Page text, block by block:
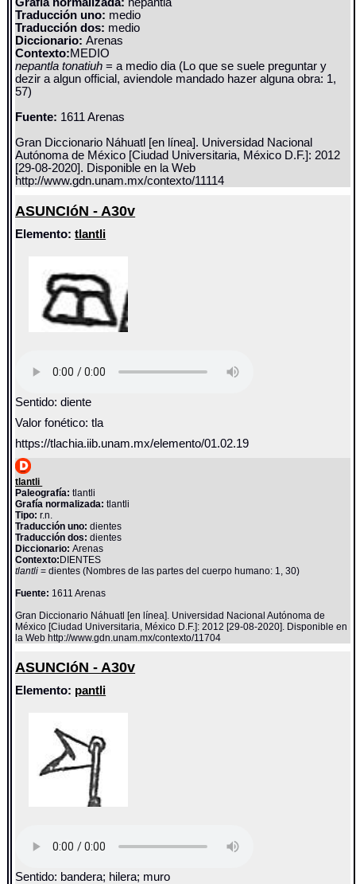
Grafía normalizada: nepantla
Traducción uno: medio
Traducción dos: medio
Diccionario:Arenas
Contexto:MEDIO
nepantla tonatiuh= a medio dia (Lo que se suele preguntar y
dezir a algun official, aviendole mandado hazer alguna obra: 1,
57)
Fuente: 1611 Arenas
Gran Diccionario Náhuatl [en línea]. Universidad Nacional
Autónoma de México [Ciudad Universitaria, México D.F.]: 2012
[29-08-2020]. Disponible en la Web
http://www.gdn.unam.mx/contexto/11114
ASUNCIóN - A30v
Elemento:tlantli
Sentido: diente
Valor fonético: tla
https://tlachia.iib.unam.mx/elemento/01.02.19
tlantli
Paleografía: tlantli
Grafía normalizada: tlantli
Tipo: r.n.
Traducción uno: dientes
Traducción dos: dientes
Diccionario:Arenas
Contexto: DIENTES
tlantli= dientes (Nombres de las partes del cuerpo humano: 1, 30)
Fuente: 1611 Arenas
Gran Diccionario Náhuatl [en línea]. Universidad Nacional Autónoma de
México [Ciudad Universitaria, México D.F.]: 2012 [29-08-2020]. Disponible en
la Web http://www.gdn.unam.mx/contexto/11704
ASUNCIóN - A30v
Elemento: pantli
Sentido: bandera; hilera; muro